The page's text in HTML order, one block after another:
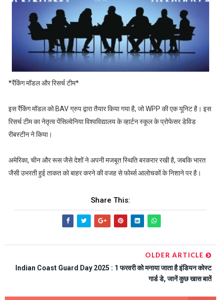
*रैंकिंग मॉडल और रिसर्च टीम*
इस रैंकिंग मॉडल को BAV ग्रुप द्वारा तैयार किया गया है, जो WPP की एक यूनिट है। इस
रिसर्च टीम का नेतृत्व पेंसिल्वेनिया विश्वविद्यालय के व्हार्टन स्कूल के प्रोफेसर डेविड
रीबस्टीन ने किया।
अमेरिका, चीन और रूस जैसे देशों ने अपनी मजबूत स्थिति बरकरार रखी है, जबकि भारत
जैसी उभरती हुई ताकत को बाहर करने की वजह से फोर्ब्स आलोचकों के निशाने पर है।
Share This:
OLDER ARTICLE
Indian Coast Guard Day 2025 : 1 फरवरी को मनाया जाता है इंडियन कोस्ट
गार्ड डे, जानें कुछ खास बातें